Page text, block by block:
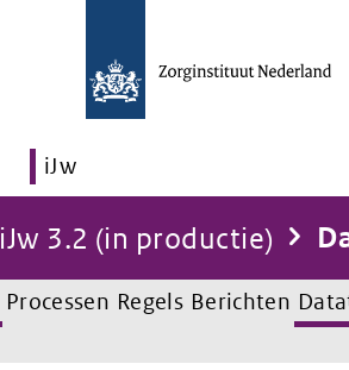
iJw
iJw 3.2 (in productie)
Processen Regels Berichten